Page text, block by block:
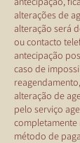
alterações de
alteração será
ou contacto
antecipação
caso de
alteração de
pelo serviço
completamente
método de